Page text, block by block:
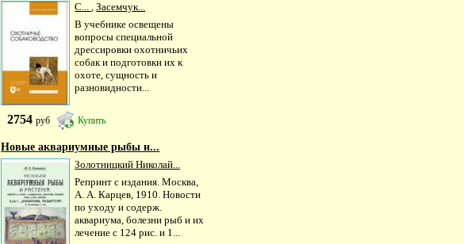
С...,Засемчук...
В учебнике освещены
вопросы специальной
дрессировки охотничьих
собак и подготовки их к
охоте, сущность и
разновидности...
2754руб Купить
Новые аквариумные рыбы и...
Золотницкий Николай...
Репринт с издания. Москва,
А. А. Карцев, 1910. Новости
по уходу и содерж.
аквариума, болезни рыб и их
лечение с 124 рис. и 1...